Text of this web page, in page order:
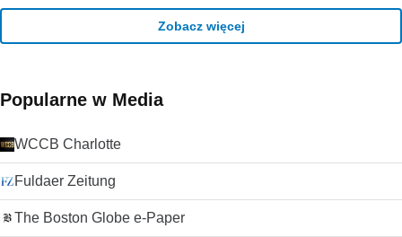
Zobacz więcej
Popularne w Media
WCCB Charlotte
Fuldaer Zeitung
The Boston Globe e-Paper